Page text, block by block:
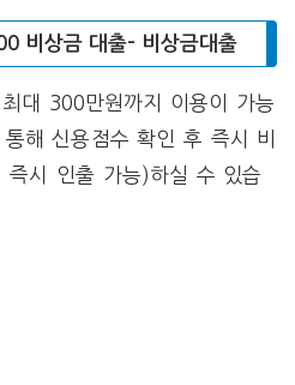
비상금 대출– 비상금대출
대 300만원까지 이용이 가능
해 신용점수 확인 후 즉시 비
즉시 인출 가능)하실 수 있습